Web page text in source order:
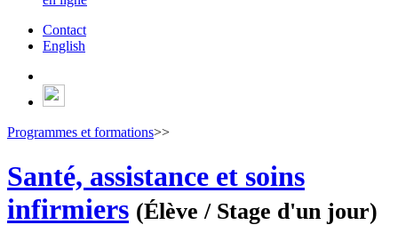
Contact
English
Programmes et formations>>
Santé, assistance et soins
infirmiers (Élève / Stage d'un jour)